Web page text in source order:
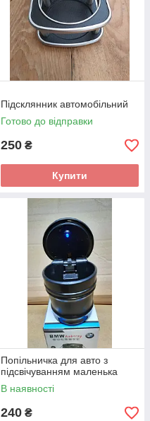
Підсклянник автомобільний
Готово до відправки
250 ₴
Купити
Попільничка для авто з
підсвічуванням маленька
В наявності
240 ₴